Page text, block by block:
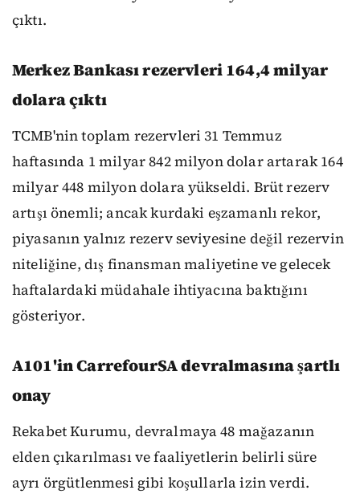
çıktı.
Merkez Bankası rezervleri 164,4 milyar
dolara çıktı
TCMB'nin toplam rezervleri 31 Temmuz
haftasında 1 milyar 842 milyon dolar artarak 164
milyar 448 milyon dolara yükseldi. Brüt rezerv
artışı önemli; ancak kurdaki eşzamanlı rekor,
piyasanın yalnız rezerv seviyesine değil rezervin
niteliğine, dış finansman maliyetine ve gelecek
haftalardaki müdahale ihtiyacına baktığını
gösteriyor.
A101'in CarrefourSA devralmasına şartlı
onay
Rekabet Kurumu, devralmaya 48 mağazanın
elden çıkarılması ve faaliyetlerin belirli süre
ayrı örgütlenmesi gibi koşullarla izin verdi.